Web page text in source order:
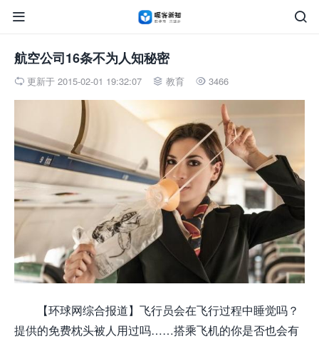


航空公司16条不为人知秘密
 更新于 2015-02-01 19:32:07  教育  3466
【环球网综合报道】飞行员会在飞行过程中睡觉吗？
提供的免费枕头被人用过吗……搭乘飞机的你是否也会有